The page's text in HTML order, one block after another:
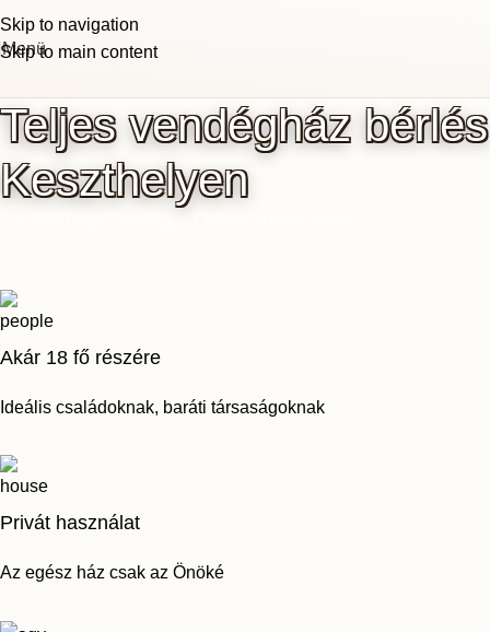
Skip to navigation
Skip to main content
Menü
Teljes vendégház bérlés
Keszthelyen
Akár 18 fő részére
Ideális családoknak, baráti társaságoknak
Privát használat
Az egész ház csak az Önöké